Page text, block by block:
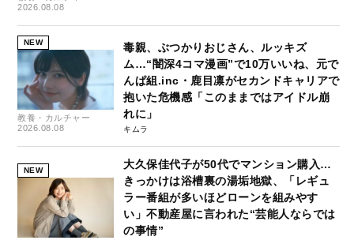
2026.08.08
NEW
教養・カルチャー
2026.08.08
毒親、ぶつかりおじさん、ルッキズ
ム…“闇深4コマ漫画”で10万いいね、元で
んぱ組.inc・鹿目凛がセカンドキャリアで
抱いた危機感「このままではアイドル崩
れに」
キムラ
NEW
大久保佳代子が50代でマンション購入…
きっかけは浴槽裏の湯垢地獄、「レギュ
ラー番組が多いほどローンを組みやす
い」不動産屋に言われた“芸能人ならでは
の事情”